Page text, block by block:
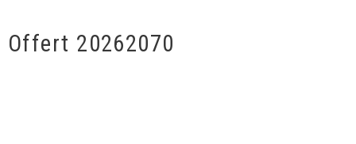
Offert 20262070